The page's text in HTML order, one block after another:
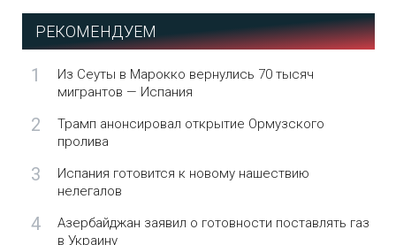
РЕКОМЕНДУЕМ
1
Из Сеуты в Марокко вернулись 70 тысяч
мигрантов — Испания
2
Трамп анонсировал открытие Ормузского
пролива
3
Испания готовится к новому нашествию
нелегалов
4
Азербайджан заявил о готовности поставлять газ
в Украину